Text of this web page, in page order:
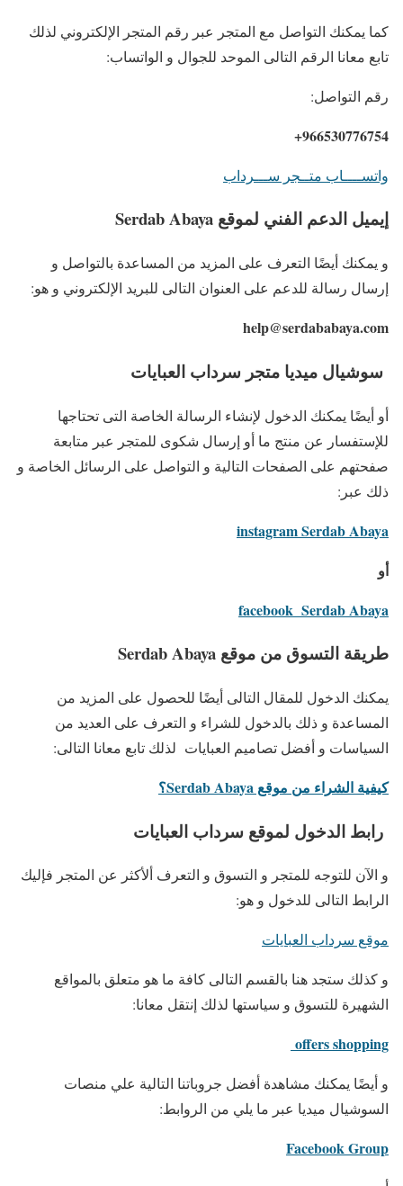
كما يمكنك التواصل مع المتجر عبر رقم المتجر الإلكتروني لذلك
تابع معانا الرقم التالى الموحد للجوال و الواتساب:
رقم التواصل:
966530776754+
واتســــاب متــجر ســـرداب
إيميل الدعم الفني لموقع Serdab Abaya
و يمكنك أيضًا التعرف على المزيد من المساعدة بالتواصل و
إرسال رسالة للدعم على العنوان التالى للبريد الإلكتروني و هو:
help@serdababaya.com
سوشيال ميديا متجر سرداب العبايات
أو أيضًا يمكنك الدخول لإنشاء الرسالة الخاصة التى تحتاجها
للإستفسار عن منتج ما أو إرسال شكوى للمتجر عبر متابعة
صفحتهم على الصفحات التالية و التواصل على الرسائل الخاصة و
ذلك عبر:
instagram Serdab Abaya
أو
facebook Serdab Abaya
طريقة التسوق من موقع Serdab Abaya
يمكنك الدخول للمقال التالى أيضًا للحصول على المزيد من
المساعدة و ذلك بالدخول للشراء و التعرف على العديد من
السياسات و أفضل تصاميم العبايات لذلك تابع معانا التالى:
كيفية الشراء من موقع Serdab Abaya؟
رابط الدخول لموقع سرداب العبايات
و الآن للتوجه للمتجر و التسوق و التعرف ألأكثر عن المتجر فإليك
الرابط التالى للدخول و هو:
موقع سرداب العبايات
و كذلك ستجد هنا بالقسم التالى كافة ما هو متعلق بالمواقع
الشهيرة للتسوق و سياستها لذلك إنتقل معانا:
offers shopping
و أيضًا يمكنك مشاهدة أفضل جروباتنا التالية علي منصات
السوشيال ميديا عبر ما يلي من الروابط:
Facebook Group